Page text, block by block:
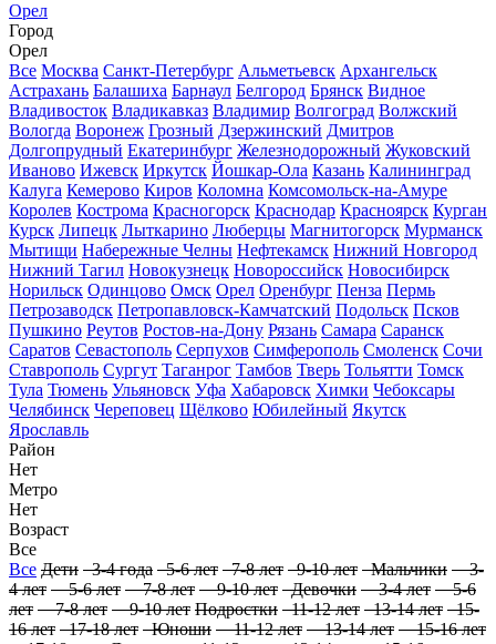
Орел
Город
Орел
Все Москва Санкт-Петербург Альметьевск Архангельск
Астрахань Балашиха Барнаул Белгород Брянск Видное
Владивосток Владикавказ Владимир Волгоград Волжский
Вологда Воронеж Грозный Дзержинский Дмитров
Долгопрудный Екатеринбург Железнодорожный Жуковский
Иваново Ижевск Иркутск Йошкар-Ола Казань Калининград
Калуга Кемерово Киров Коломна Комсомольск-на-Амуре
Королев Кострома Красногорск Краснодар Красноярск Курган
Курск Липецк Лыткарино Люберцы Магнитогорск Мурманск
Мытищи Набережные Челны Нефтекамск Нижний Новгород
Нижний Тагил Новокузнецк Новороссийск Новосибирск
Норильск Одинцово Омск Орел Оренбург Пенза Пермь
Петрозаводск Петропавловск-Камчатский Подольск Псков
Пушкино Реутов Ростов-на-Дону Рязань Самара Саранск
Саратов Севастополь Серпухов Симферополь Смоленск Сочи
Ставрополь Сургут Таганрог Тамбов Тверь Тольятти Томск
Тула Тюмень Ульяновск Уфа Хабаровск Химки Чебоксары
Челябинск Череповец Щёлково Юбилейный Якутск
Ярославль
Район
Нет
Метро
Нет
Возраст
Все
Все Дети 3-4 года 5-6 лет 7-8 лет 9-10 лет Мальчики 3-
4 лет 5-6 лет 7-8 лет 9-10 лет Девочки 3-4 лет 5-6
лет 7-8 лет 9-10 лет Подростки 11-12 лет 13-14 лет 15-
16 лет 17-18 лет Юноши 11-12 лет 13-14 лет 15-16 лет